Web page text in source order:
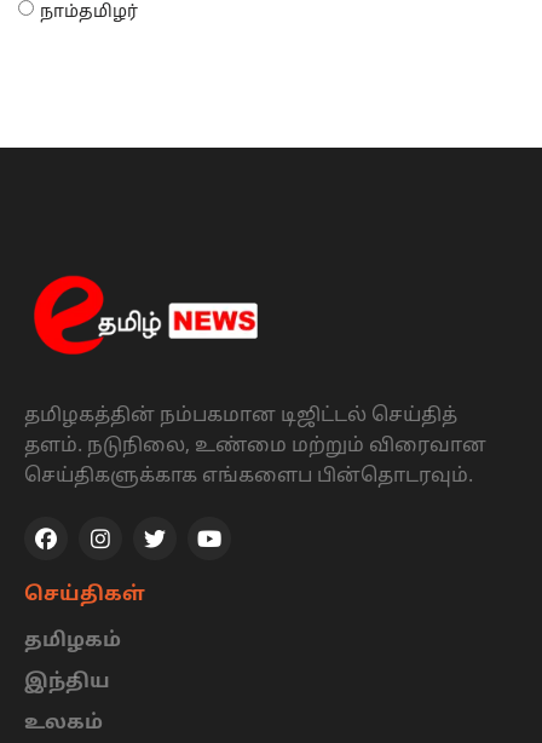
நாம்தமிழர்
தமிழகத்தின் நம்பகமான டிஜிட்டல் செய்தித்
தளம். நடுநிலை, உண்மை மற்றும் விரைவான
செய்திகளுக்காக எங்களைப பின்தொடரவும்.
செய்திகள்
தமிழகம்
இந்திய
உலகம்